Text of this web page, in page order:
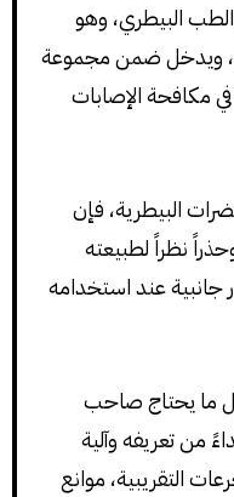
البيطري، وهو
ويدخل ضمن مجموعة
في مكافحة الإصابات
البيطرية، فإن
نظراً لطبيعته
جانبية عند استخدامه
ما يحتاج صاحب
من تعريفه وآلية
التقريبية، موانع